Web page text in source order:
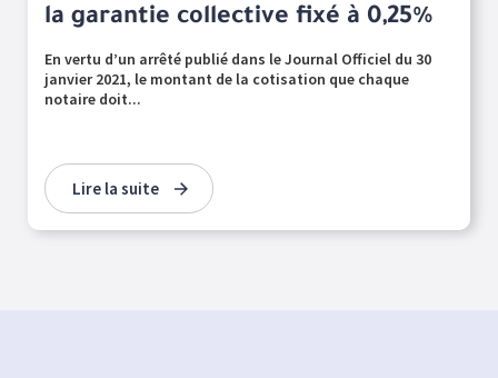
la garantie collective fixé à 0,25%
En vertu d’un arrêté publié dans le Journal Officiel du 30
janvier 2021, le montant de la cotisation que chaque
notaire doit...
Lire la suite